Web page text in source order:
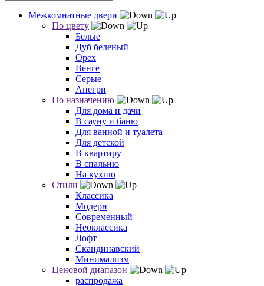
Межкомнатные двери
По цвету
Белые
Дуб беленый
Орех
Венге
Серые
Анегри
По назначению
Для дома и дачи
В сауну и баню
Для ванной и туалета
Для детской
В квартиру
В спальню
На кухню
Стили
Классика
Модерн
Современный
Неоклассика
Лофт
Скандинавский
Минимализм
Ценовой диапазон
распродажа